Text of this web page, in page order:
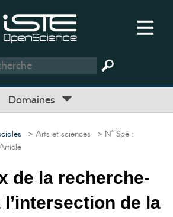
Domaines
> Arts et sciences > N° Spé :
de la recherche-
de la